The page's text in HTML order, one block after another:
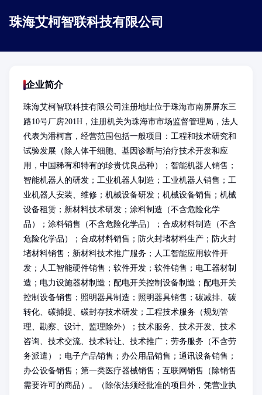
珠海艾柯智联科技有限公司
企业简介
珠海艾柯智联科技有限公司注册地址位于珠海市南屏屏东三
路10号厂房201H，注册机关为珠海市市场监督管理局，法人
代表为潘柯言，经营范围包括一般项目：工程和技术研究和
试验发展（除人体干细胞、基因诊断与治疗技术开发和应
用，中国稀有和特有的珍贵优良品种）；智能机器人销售；
智能机器人的研发；工业机器人制造；工业机器人销售；工
业机器人安装、维修；机械设备研发；机械设备销售；机械
设备租赁；新材料技术研发；涂料制造（不含危险化学
品）；涂料销售（不含危险化学品）；合成材料制造（不含
危险化学品）；合成材料销售；防火封堵材料生产；防火封
堵材料销售；新材料技术推广服务；人工智能应用软件开
发；人工智能硬件销售；软件开发；软件销售；电工器材制
造；电力设施器材制造；配电开关控制设备制造；配电开关
控制设备销售；照明器具制造；照明器具销售；碳减排、碳
转化、碳捕捉、碳封存技术研发；工程技术服务（规划管
理、勘察、设计、监理除外）；技术服务、技术开发、技术
咨询、技术交流、技术转让、技术推广；劳务服务（不含劳
务派遣）；电子产品销售；办公用品销售；通讯设备销售；
办公设备销售；第一类医疗器械销售；互联网销售（除销售
需要许可的商品）。（除依法须经批准的项目外，凭营业执